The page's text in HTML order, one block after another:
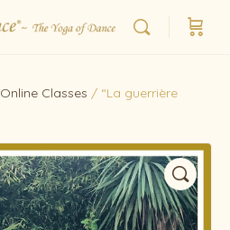
Online Classes / “La guerrière